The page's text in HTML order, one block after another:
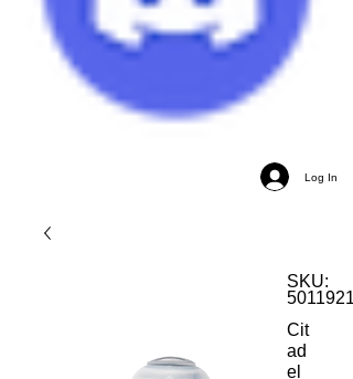
Log In
SKU:
Cit
ad
el